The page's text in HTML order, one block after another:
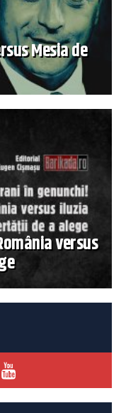
Mesia de
versus